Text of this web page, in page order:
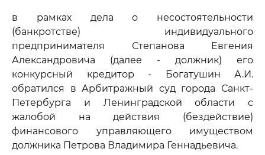
в рамках дела о несостоятельности
(банкротстве) индивидуального
предпринимателя Степанова Евгения
Александровича (далее - должник) его
конкурсный кредитор - Богатушин А.И.
обратился в Арбитражный суд города Санкт-
Петербурга и Ленинградской области с
жалобой на действия (бездействие)
финансового управляющего имуществом
должника Петрова Владимира Геннадьевича.